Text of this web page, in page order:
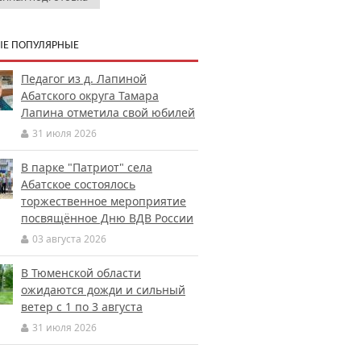
ПОПУЛЯРНЫЕ
Педагог из д. Лапиной
Абатского округа Тамара
Лапина отметила свой юбилей
31 июля 2026
В парке "Патриот" села
Абатское состоялось
торжественное мероприятие
посвящённое Дню ВДВ России
03 августа 2026
В Тюменской области
ожидаются дожди и сильный
ветер с 1 по 3 августа
31 июля 2026